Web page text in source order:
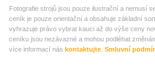
Fotografie strojů jsou pouze ilustrační a nemusí
ceník je pouze orientační a obsahuje základní
vyhrazuje právo vybrat kauci až do výše ceny
ceníku jsou nezávazné a mohou podléhat
více informací nás kontaktujte Smluvní